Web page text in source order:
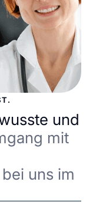
und
mit
uns im